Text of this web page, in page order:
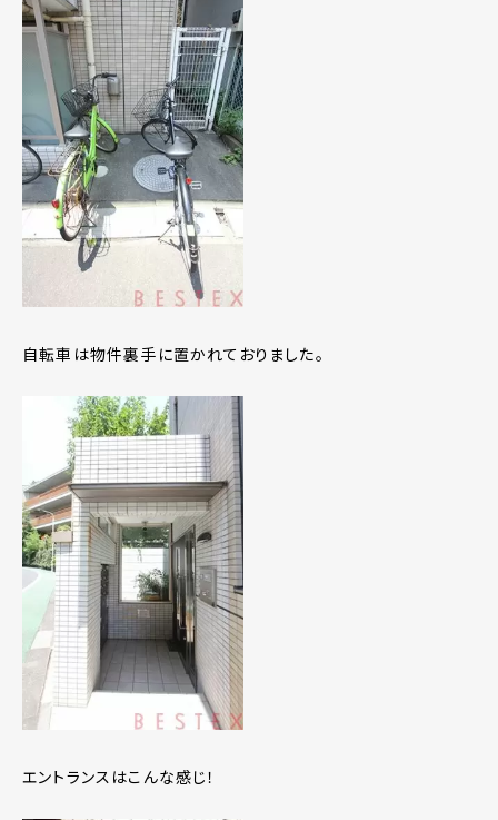
自転車は物件裏手に置かれておりました。
エントランスはこんな感じ！